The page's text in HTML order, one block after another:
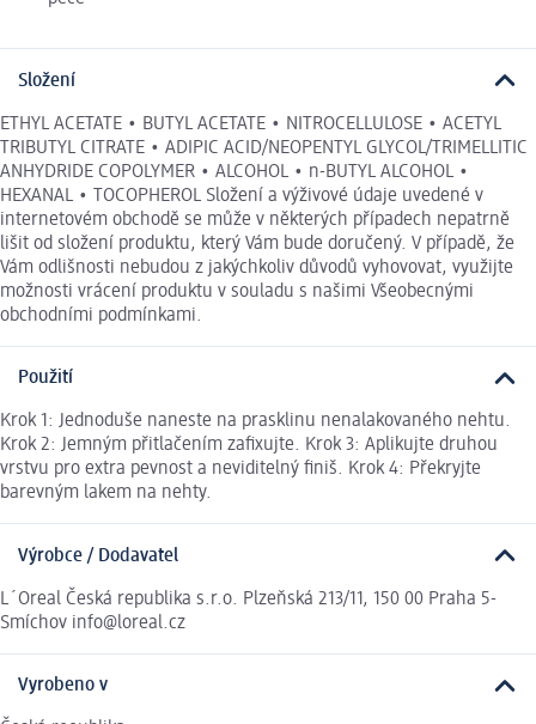
Složení
ETHYL ACETATE • BUTYL ACETATE • NITROCELLULOSE • ACETYL
TRIBUTYL CITRATE • ADIPIC ACID/NEOPENTYL GLYCOL/TRIMELLITIC
ANHYDRIDE COPOLYMER • ALCOHOL • n-BUTYL ALCOHOL •
HEXANAL • TOCOPHEROL Složení a výživové údaje uvedené v
internetovém obchodě se může v některých případech nepatrně
lišit od složení produktu, který Vám bude doručený. V případě, že
Vám odlišnosti nebudou z jakýchkoliv důvodů vyhovovat, využijte
možnosti vrácení produktu v souladu s našimi Všeobecnými
obchodními podmínkami.
Použití
Krok 1: Jednoduše naneste na prasklinu nenalakovaného nehtu.
Krok 2: Jemným přitlačením zafixujte. Krok 3: Aplikujte druhou
vrstvu pro extra pevnost a neviditelný finiš. Krok 4: Překryjte
barevným lakem na nehty.
Výrobce / Dodavatel
L´Oreal Česká republika s.r.o. Plzeňská 213/11, 150 00 Praha 5-
Smíchov info@loreal.cz
Vyrobeno v